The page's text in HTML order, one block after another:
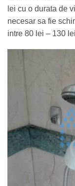
lei cu o durata de
necesar sa fie
intre 80 lei – 130